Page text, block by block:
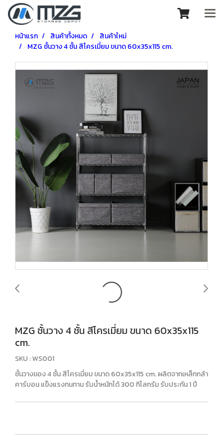
หน้าแรก สินค้าทั้งหมด
สินค้าใหม่
MZG ชั้นวาง 4 ชั้น สีโครเมี่ยม ขนาด 60x35x115 cm.
MZG ชั้นวาง 4 ชั้น สีโครเมี่ยม ขนาด 60x35x115
cm.
SKU : WS001
ชั้นวางของ 4 ชั้น สีโครเมี่ยม ขนาด 60x35x115 cm. ผลิตจากเหล็กกล้า
คาร์บอน แข็งแรงทนทาน รับน้ำหนักได้ 300 กิโลกรัม รับประกัน 1 ปี